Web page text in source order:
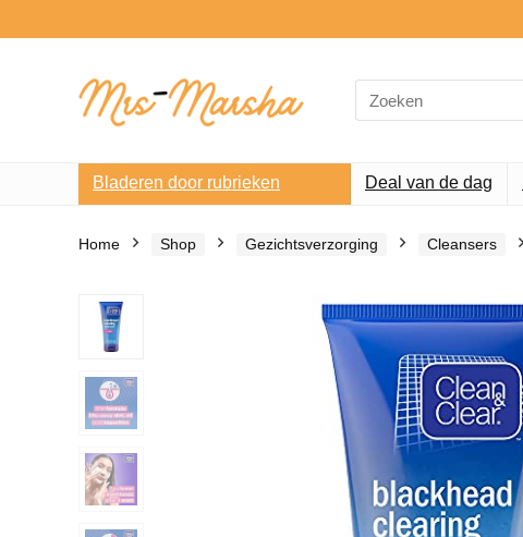
Search
for:
Bladeren door rubrieken Deal van de dag
Home Shop Gezichtsverzorging Cleansers